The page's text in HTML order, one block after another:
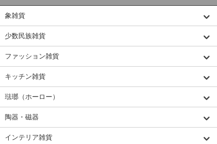
象雑貨
少数民族雑貨
ファッション雑貨
キッチン雑貨
琺瑯（ホーロー）
陶器・磁器
インテリア雑貨